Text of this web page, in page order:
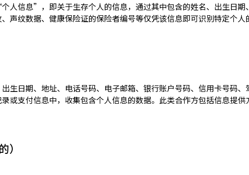
人信息”，即关于生存个人的信息，通过其中包含的姓名、出生日期
声纹数据、健康保险证的保险者编号等仅凭该信息即可识别特定个人
生日期、地址、电话号码、电子邮箱、银行账户号码、信用卡号码
或支付信息中，收集包含个人信息的数据。此类合作方包括信息提